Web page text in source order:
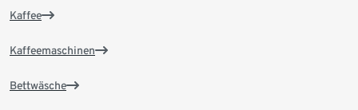
Kaffee
Kaffeemaschinen
Bettwäsche